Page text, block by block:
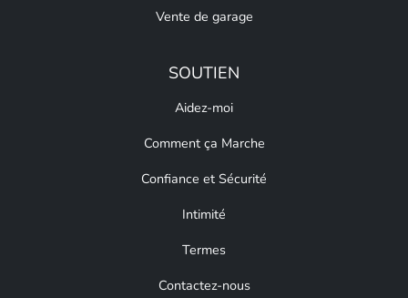
Vente de garage
SOUTIEN
Aidez-moi
Comment ça Marche
Confiance et Sécurité
Intimité
Termes
Contactez-nous